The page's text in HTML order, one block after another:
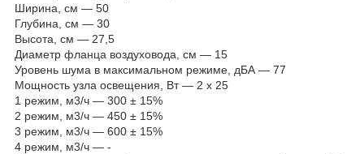
Ширина, см — 50
Глубина, см — 30
Высота, см — 27,5
Диаметр фланца воздуховода, см — 15
Уровень шума в максимальном режиме, дБА — 77
Мощность узла освещения, Вт — 2 x 25
1 режим, м3/ч — 300 ± 15%
2 режим, м3/ч — 450 ± 15%
3 режим, м3/ч — 600 ± 15%
4 режим, м3/ч — -